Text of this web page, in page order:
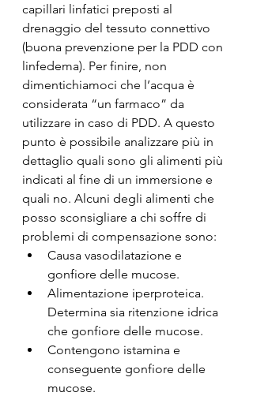
capillari linfatici preposti al
drenaggio del tessuto connettivo
(buona prevenzione per la PDD con
linfedema). Per finire, non
dimentichiamoci che l’acqua è
considerata “un farmaco” da
utilizzare in caso di PDD. A questo
punto è possibile analizzare più in
dettaglio quali sono gli alimenti più
indicati al fine di un immersione e
quali no. Alcuni degli alimenti che
posso sconsigliare a chi soffre di
problemi di compensazione sono:
Causa vasodilatazione e
gonfiore delle mucose.
Alimentazione iperproteica.
Determina sia ritenzione idrica
che gonfiore delle mucose.
Contengono istamina e
conseguente gonfiore delle
mucose.